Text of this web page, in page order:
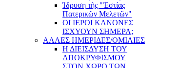
Ίδρυση τῆς "Ἑστίας
Πατερικῶν Μελετῶν"
ΟΙ ΙΕΡΟΙ ΚΑΝΟΝΕΣ
ΙΣΧΥΟΥΝ ΣΗΜΕΡΑ;
ΑΛΛΕΣ ΗΜΕΡΙΔΕΣ/ΟΜΙΛΙΕΣ
Η ΔΙΕΙΣΔΥΣΗ ΤΟΥ
ΑΠΟΚΡΥΦΙΣΜΟΥ
ΣΤΟΝ ΧΩΡΟ ΤΩΝ